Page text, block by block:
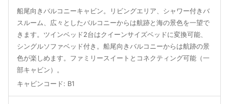
船尾向きバルコニーキャビン。リビングエリア、シャワー付きバ
スルーム、広々としたバルコニーからは航跡と海の景色を一望で
きます。ツインベッド2台はクイーンサイズベッドに変換可能、
シングルソファベッド付き。船尾向きバルコニーからは航跡の景
色が楽しめます。ファミリースイートとコネクティング可能（一
部キャビン）。
キャビンコード: B1